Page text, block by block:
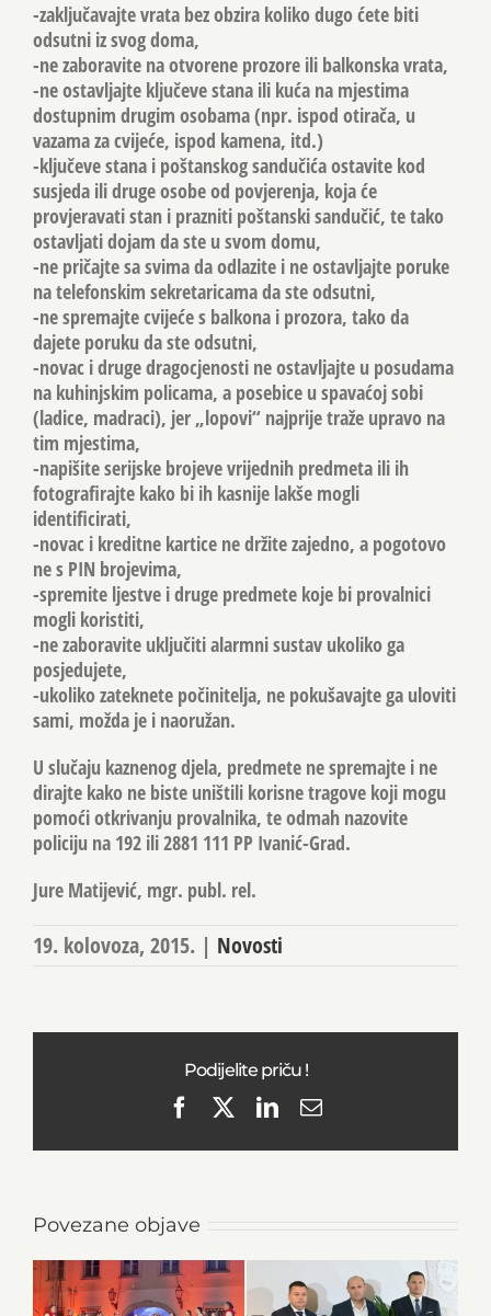
-zaključavajte vrata bez obzira koliko dugo ćete biti
odsutni iz svog doma,
-ne zaboravite na otvorene prozore ili balkonska vrata,
-ne ostavljajte ključeve stana ili kuća na mjestima
dostupnim drugim osobama (npr. ispod otirača, u
vazama za cvijeće, ispod kamena, itd.)
-ključeve stana i poštanskog sandučića ostavite kod
susjeda ili druge osobe od povjerenja, koja će
provjeravati stan i prazniti poštanski sandučić, te tako
ostavljati dojam da ste u svom domu,
-ne pričajte sa svima da odlazite i ne ostavljajte poruke
na telefonskim sekretaricama da ste odsutni,
-ne spremajte cvijeće s balkona i prozora, tako da
dajete poruku da ste odsutni,
-novac i druge dragocjenosti ne ostavljajte u posudama
na kuhinjskim policama, a posebice u spavaćoj sobi
(ladice, madraci), jer „lopovi“ najprije traže upravo na
tim mjestima,
-napišite serijske brojeve vrijednih predmeta ili ih
fotografirajte kako bi ih kasnije lakše mogli
identificirati,
-novac i kreditne kartice ne držite zajedno, a pogotovo
ne s PIN brojevima,
-spremite ljestve i druge predmete koje bi provalnici
mogli koristiti,
-ne zaboravite uključiti alarmni sustav ukoliko ga
posjedujete,
-ukoliko zateknete počinitelja, ne pokušavajte ga uloviti
sami, možda je i naoružan.
U slučaju kaznenog djela, predmete ne spremajte i ne
dirajte kako ne biste uništili korisne tragove koji mogu
pomoći otkrivanju provalnika, te odmah nazovite
policiju na 192 ili 2881 111 PP Ivanić-Grad.
Jure Matijević, mgr. publ. rel.
19. kolovoza, 2015. | Novosti
Podijelite priču !
FacebookLinkedIn
Email
Povezane objave